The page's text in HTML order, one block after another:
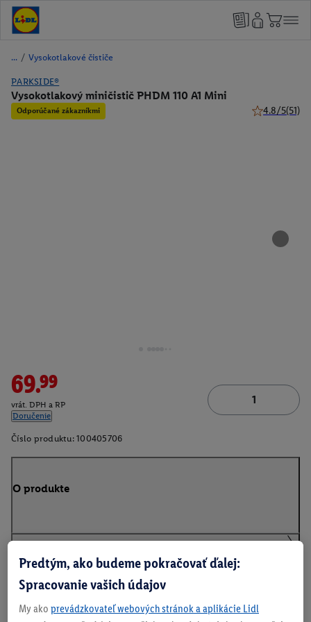
/ Vysokotlakové čističe
PARKSIDE®
Vysokotlakový miničistič PHDM 110 A1 Mini
Odporúčané zákazníkmi 4.8/5(51)
69.99
vrát. DPH a RP
Doručenie
Číslo produktu: 100405706
O produkte
Na stiahnutie
Predtým, ako budeme pokračovať ďalej:
Spracovanie vašich údajov
My ako prevádzkovateľ webových stránok a aplikácie Lidl